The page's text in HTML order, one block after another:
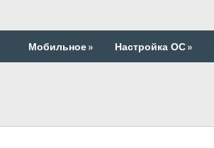
Мобильное» Настройка ОС»